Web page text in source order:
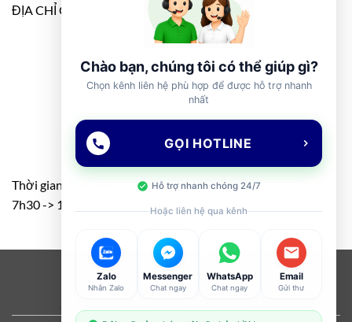
ĐỊA CHỈ GOOGLE MAP
Thời gian: T2 – T7
7h30 -> 11h30 – 13h00 -> 17h00
Visa PayPal Stripe MasterCard
Cash
On
Delivery
Chào bạn, chúng tôi có thể giúp gì?
Chọn kênh liên hệ phù hợp để được hỗ trợ nhanh
nhất
GỌI HOTLINE
Hỗ trợ nhanh chóng 24/7
Hoặc liên hệ qua kênh
Zalo
Nhắn Zalo
Messenger
Chat ngay
WhatsApp
Chat ngay
Email
Gửi thư